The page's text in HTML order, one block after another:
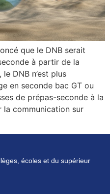
que le DNB serait
à partir de la
DNB n’est plus
en seconde bac GT ou
de prépas-seconde à la
la communication sur
écoles et du supérieur